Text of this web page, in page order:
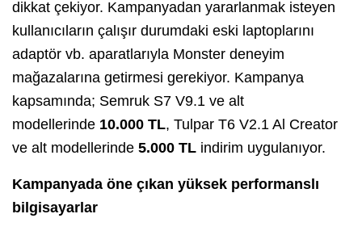
dikkat çekiyor. Kampanyadan yararlanmak isteyen
kullanıcıların çalışır durumdaki eski laptoplarını
adaptör vb. aparatlarıyla Monster deneyim
mağazalarına getirmesi gerekiyor. Kampanya
kapsamında; Semruk S7 V9.1 ve alt
modellerinde 10.000 TL, Tulpar T6 V2.1 Al Creator
ve alt modellerinde 5.000 TL indirim uygulanıyor.
Kampanyada öne çıkan yüksek performanslı
bilgisayarlar